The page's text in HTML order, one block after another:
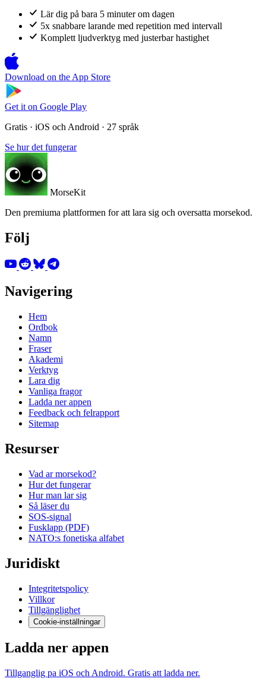
Lär dig på bara 5 minuter om dagen
5x snabbare larande med repetition med intervall
Komplett ljudverktyg med justerbar hastighet
Download on the App Store
Get it on Google Play
Gratis · iOS och Android · 27 språk
Se hur det fungerar
MorseKit
Den premiuma plattformen for att lara sig och oversatta morsekod.
Följ
Navigering
Hem
Ordbok
Namn
Fraser
Akademi
Verktyg
Lara dig
Vanliga fragor
Ladda ner appen
Feedback och felrapport
Sitemap
Resurser
Vad ar morsekod?
Hur det fungerar
Hur man lar sig
Så läser du
SOS-signal
Fusklapp (PDF)
NATO:s fonetiska alfabet
Juridiskt
Integritetspolicy
Villkor
Tillgänglighet
Cookie-inställningar
Ladda ner appen
Tillganglig pa iOS och Android. Gratis att ladda ner.